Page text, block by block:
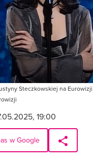
Steczkowskiej na
19:00
w Google